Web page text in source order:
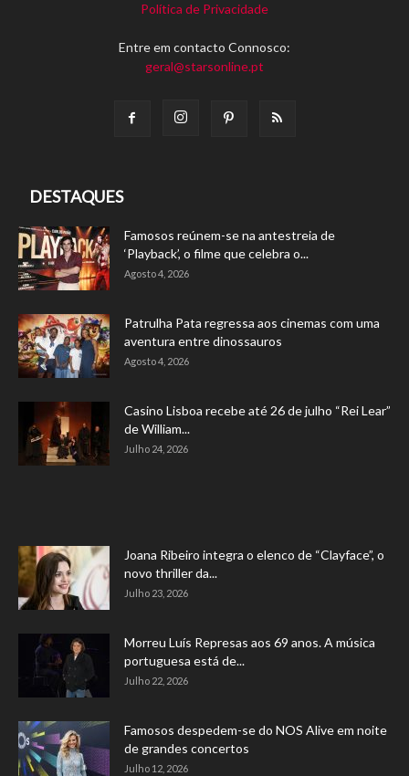
Política de Privacidade
Entre em contacto Connosco:
geral@starsonline.pt
DESTAQUES
Famosos reúnem-se na antestreia de
‘Playback’, o filme que celebra o...
Agosto 4, 2026
Patrulha Pata regressa aos cinemas com uma
aventura entre dinossauros
Agosto 4, 2026
Casino Lisboa recebe até 26 de julho “Rei Lear”
de William...
Julho 24, 2026
Joana Ribeiro integra o elenco de “Clayface”, o
novo thriller da...
Julho 23, 2026
Morreu Luís Represas aos 69 anos. A música
portuguesa está de...
Julho 22, 2026
Famosos despedem-se do NOS Alive em noite
de grandes concertos
Julho 12, 2026